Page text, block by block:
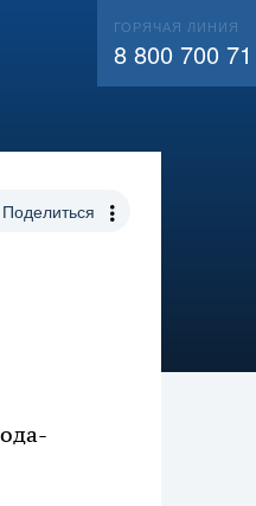
ВЫЗВАТЬ СЛЕСАРЯ
ГОРЯЧАЯ ЛИНИЯ
8 800 700
Поделиться